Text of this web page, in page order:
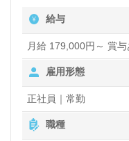
どちらも大切』等の
かして、是非ご一緒
力の続きは、担当コ
医療/福祉業界の正
ブ介護】＊求人情報
給与
月給 179,000円～ 賞与
雇用形態
正社員｜常勤
職種